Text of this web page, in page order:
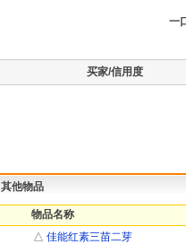
一
买家/信用度
其他物品
物品名称
△ 佳能红素三苗二芽